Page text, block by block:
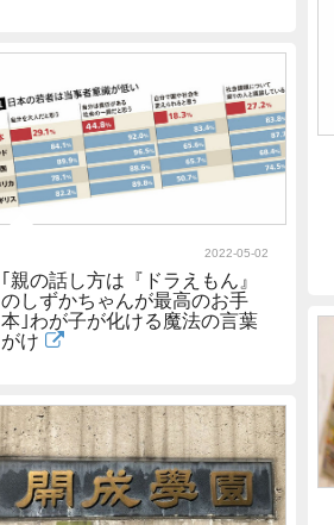
2022-05-02
｢親の話し方は『ドラえもん』
のしずかちゃんが最高のお手
本｣わが子が化ける魔法の言葉
がけ